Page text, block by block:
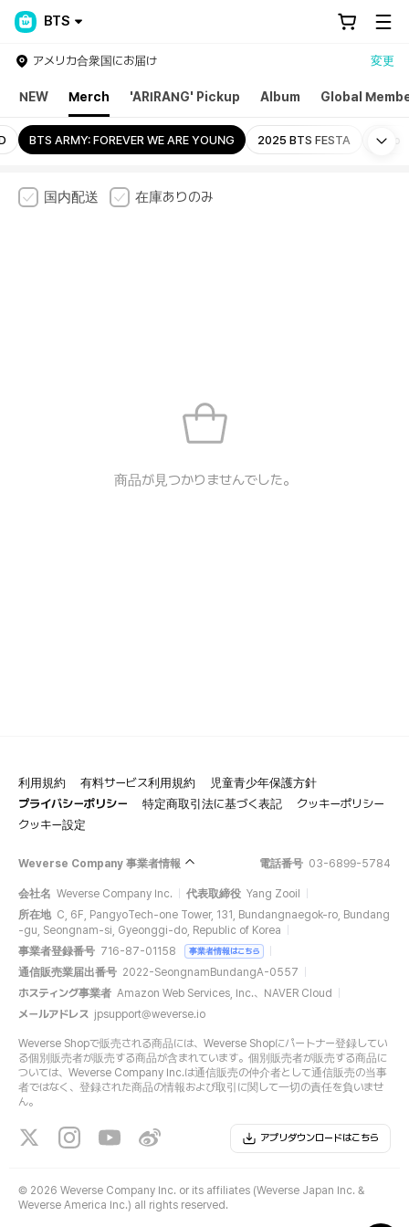
BTS
アメリカ合衆国にお届け 変更
NEW Merch 'ARIRANG' Pickup Album Global
BTS ARMY: FOREVER WE ARE YOUNG 2025 BTS FESTA Echo
国内配送 在庫ありのみ
商品が見つかりませんでした。
利用規約 有料サービス利用規約
児童青少年保護方針
プライバシーポリシー
特定商取引法に基づく表記
クッキーポリシー
クッキー設定
Weverse Company 事業者情報 電話番号 03-6899-5784
会社名 Weverse Company Inc. 代表取締役 Yang Zooil
所在地 C, 6F, PangyoTech-one Tower, 131, Bundangnaegok-ro, Bundang
-gu, Seongnam-si, Gyeonggi-do, Republic of Korea
事業者登録番号 716-87-01158 事業者情報はこちら
通信販売業届出番号 2022-SeongnamBundangA-0557
ホスティング事業者 Amazon Web Services, Inc.、NAVER Cloud
メールアドレス jpsupport@weverse.io
Weverse Shopで販売される商品には、Weverse Shopにパートナー登録してい
る個別販売者が販売する商品が含まれています。個別販売者が販売する商品に
ついては、Weverse Company Inc.は通信販売の仲介者として通信販売の当事
者ではなく、登録された商品の情報および取引に関して一切の責任を負いませ
ん。
アプリダウンロードはこちら
© 2026 Weverse Company Inc. or its affiliates (Weverse Japan Inc. &
Weverse America Inc.) all rights reserved.